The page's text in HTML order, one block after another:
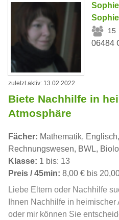
Sophie
15
06484
zuletzt aktiv: 13.02.2022
Biete Nachhilfe in
Atmosphäre
Fächer: Mathematik,
Rechnungswesen, BWL,
Klasse: 1 bis: 13
Preis / 45min: 8,00 € bis
Liebe Eltern oder Nachhilfe
Ihnen Nachhilfe in
oder mir können Sie